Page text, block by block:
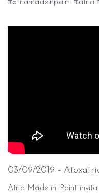
#atriamadeinpaint #atria
03/09/2019 -
Atria Made in Paint